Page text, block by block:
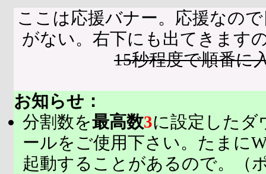
ここは応援バナー。応援なの
がない。右下にも出てきます
15秒程度で順番に
お知らせ：
分割数を最高数3に設定したダ
ールをご使用下さい。たまに
起動することがあるので。（